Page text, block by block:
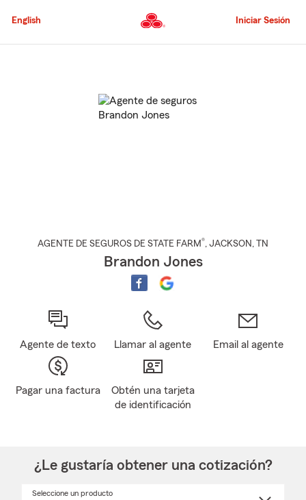
al
principal
English Iniciar Sesión
AGENTE DE SEGUROS DE STATE FARM®, JACKSON , TN
Brandon Jones
Agente de texto Llamar al agente Email al agente
Pagar una factura
Obtén una tarjeta
de identificación
¿Le gustaría obtener una cotización?
Seleccione un producto